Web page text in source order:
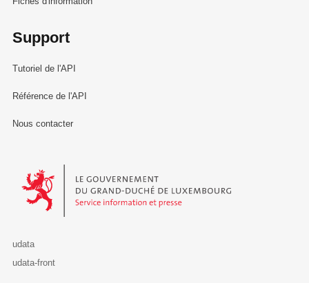
Support
Tutoriel de l'API
Référence de l'API
Nous contacter
Le Gouvernement du Grand-Duché de Luxembourg - Service
udata
udata-front